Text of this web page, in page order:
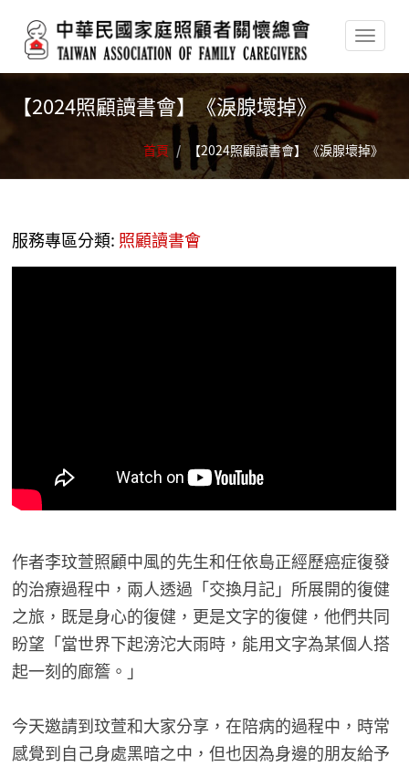
【2024照顧讀書會】《淚腺壞掉》
首頁 / 【2024照顧讀書會】《淚腺壞掉》
服務專區分類: 照顧讀書會
作者李玟萱照顧中風的先生和任依島正經歷癌症復發
的治療過程中，兩人透過「交換月記」所展開的復健
之旅，既是身心的復健，更是文字的復健，他們共同
盼望「當世界下起滂沱大雨時，能用文字為某個人搭
起一刻的廊簷。」
今天邀請到玟萱和大家分享，在陪病的過程中，時常
感覺到自己身處黑暗之中，但也因為身邊的朋友給予